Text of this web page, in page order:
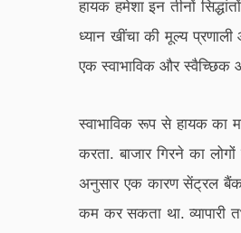
हायक हमेशा इन तीनों
ध्यान खींचा की मूल्य
एक स्वाभाविक और स्वैच्छिक
स्वाभाविक रूप से हायक का
करता. बाजार गिरने का
अनुसार एक कारण सेंट्रल बैंक
कम कर सकता था. व्यापारी